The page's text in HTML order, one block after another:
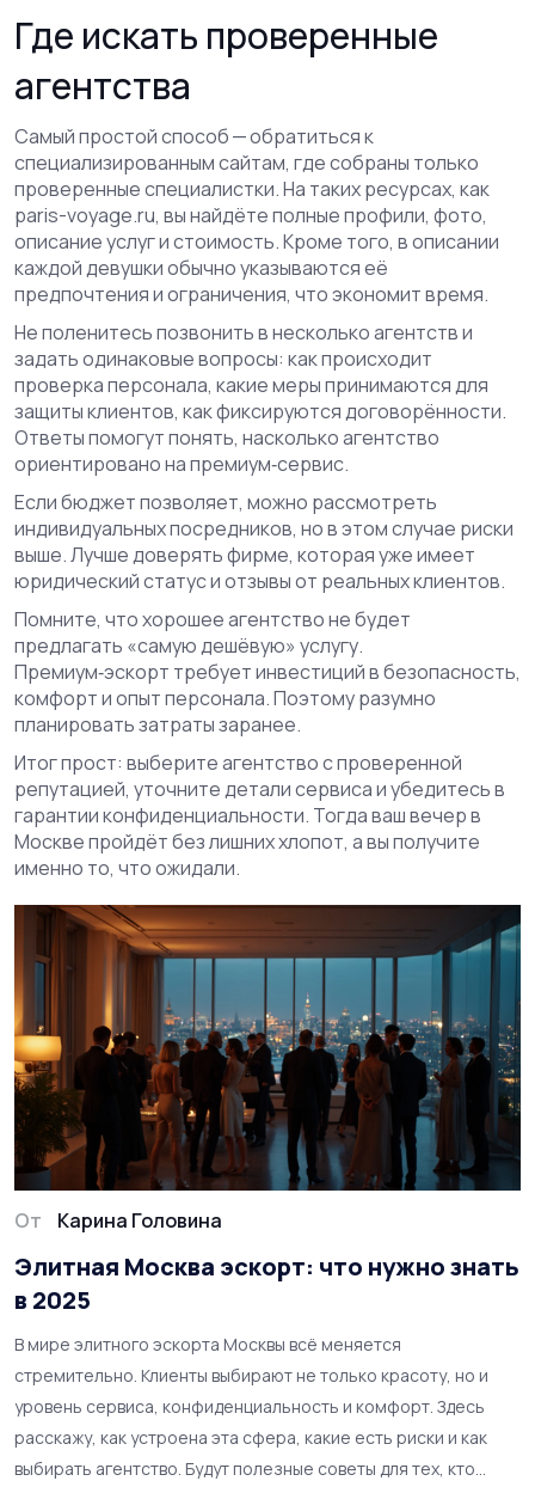
Где искать проверенные
агентства
Самый простой способ — обратиться к
специализированным сайтам, где собраны только
проверенные специалистки. На таких ресурсах, как
paris-voyage.ru, вы найдёте полные профили, фото,
описание услуг и стоимость. Кроме того, в описании
каждой девушки обычно указываются её
предпочтения и ограничения, что экономит время.
Не поленитесь позвонить в несколько агентств и
задать одинаковые вопросы: как происходит
проверка персонала, какие меры принимаются для
защиты клиентов, как фиксируются договорённости.
Ответы помогут понять, насколько агентство
ориентировано на премиум‑сервис.
Если бюджет позволяет, можно рассмотреть
индивидуальных посредников, но в этом случае риски
выше. Лучше доверять фирме, которая уже имеет
юридический статус и отзывы от реальных клиентов.
Помните, что хорошее агентство не будет
предлагать «самую дешёвую» услугу.
Премиум‑эскорт требует инвестиций в безопасность,
комфорт и опыт персонала. Поэтому разумно
планировать затраты заранее.
Итог прост: выберите агентство с проверенной
репутацией, уточните детали сервиса и убедитесь в
гарантии конфиденциальности. Тогда ваш вечер в
Москве пройдёт без лишних хлопот, а вы получите
именно то, что ожидали.
От Карина Головина
Элитная Москва эскорт: что нужно знать
в 2025
В мире элитного эскорта Москвы всё меняется
стремительно. Клиенты выбирают не только красоту, но и
уровень сервиса, конфиденциальность и комфорт. Здесь
расскажу, как устроена эта сфера, какие есть риски и как
выбирать агентство. Будут полезные советы для тех, кто